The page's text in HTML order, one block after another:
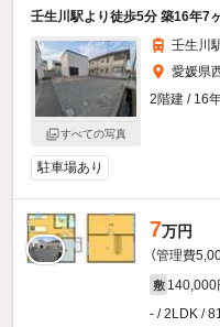
壬生川駅より徒歩5分 築16年7
すべての写真
壬生川
愛媛県
2階建 / 16
駐車場あり
7万円
（管理費
敷 140,000
- / 2LDK /